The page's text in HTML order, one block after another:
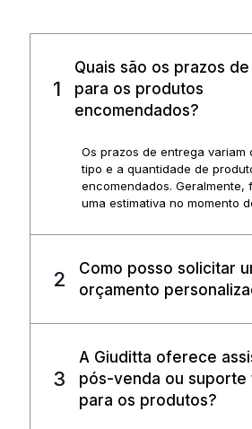
Quais são os prazos
para os produtos
encomendados?
Os prazos de entrega variam
tipo e a quantidade de
encomendados. Geralmente,
uma estimativa no momento
Como posso solicitar
orçamento
A Giuditta oferece
pós-venda ou suporte
para os produtos?